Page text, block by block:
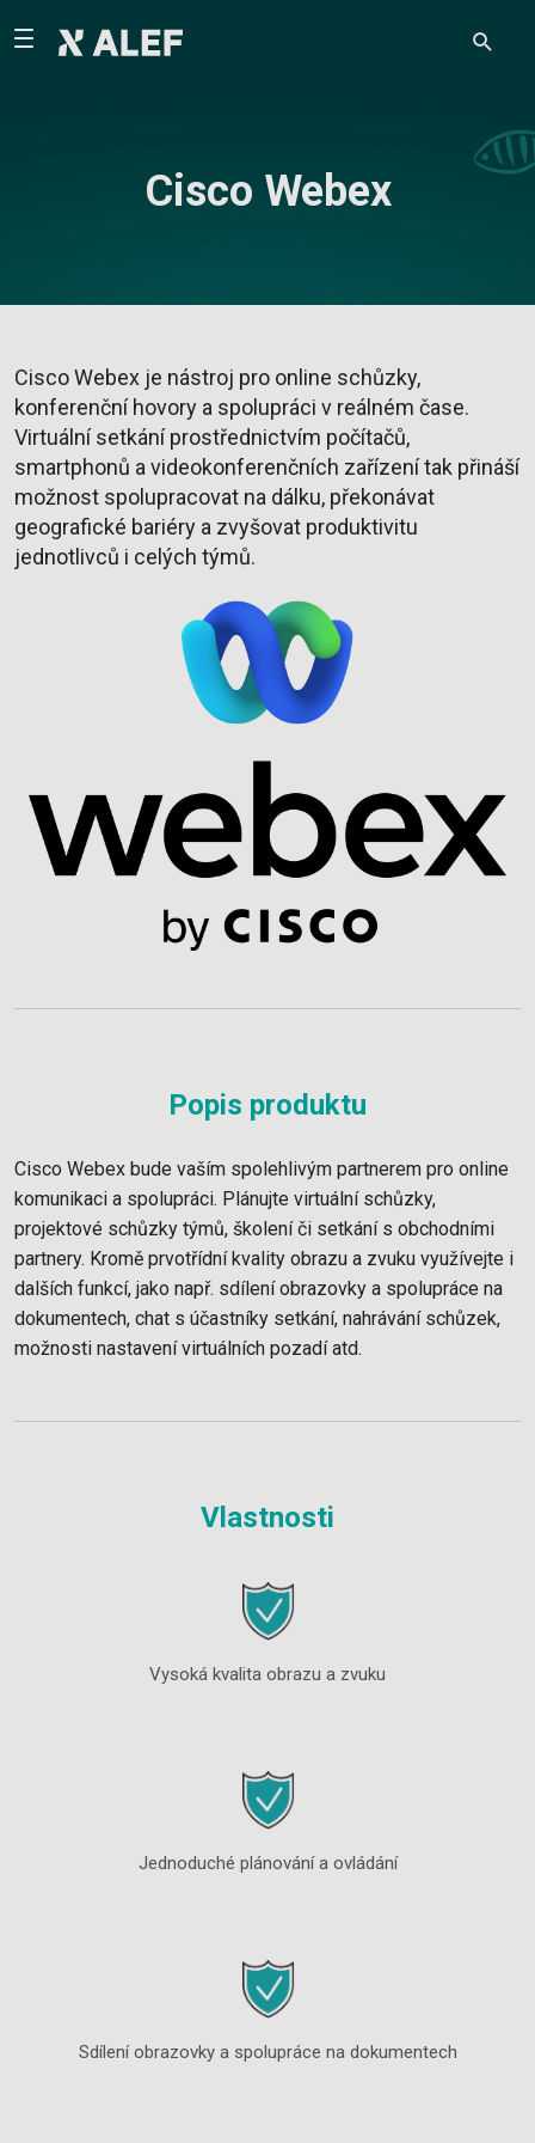
Cisco Webex
Cisco Webex je nástroj pro online schůzky,
konferenční hovory a spolupráci v reálném čase.
Virtuální setkání prostřednictvím počítačů,
smartphonů a videokonferenčních zařízení tak přináší
možnost spolupracovat na dálku, překonávat
geografické bariéry a zvyšovat produktivitu
jednotlivců i celých týmů.
Popis produktu
Cisco Webex bude vaším spolehlivým partnerem pro online
komunikaci a spolupráci. Plánujte virtuální schůzky,
projektové schůzky týmů, školení či setkání s obchodními
partnery. Kromě prvotřídní kvality obrazu a zvuku využívejte i
dalších funkcí, jako např. sdílení obrazovky a spolupráce na
dokumentech, chat s účastníky setkání, nahrávání schůzek,
možnosti nastavení virtuálních pozadí atd.
Vlastnosti
Vysoká kvalita obrazu a zvuku
Jednoduché plánování a ovládání
Sdílení obrazovky a spolupráce na dokumentech